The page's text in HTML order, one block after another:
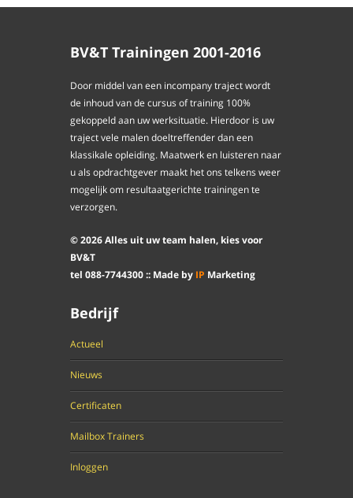
BV&T Trainingen 2001-2016
Door middel van een incompany traject wordt
de inhoud van de cursus of training 100%
gekoppeld aan uw werksituatie. Hierdoor is uw
traject vele malen doeltreffender dan een
klassikale opleiding. Maatwerk en luisteren naar
u als opdrachtgever maakt het ons telkens weer
mogelijk om resultaatgerichte trainingen te
verzorgen.
©2026Alles uit uw team halen, kies voor
BV&T
tel 088-7744300:: Made by IP Marketing
Bedrijf
Actueel
Nieuws
Certificaten
Mailbox Trainers
Inloggen